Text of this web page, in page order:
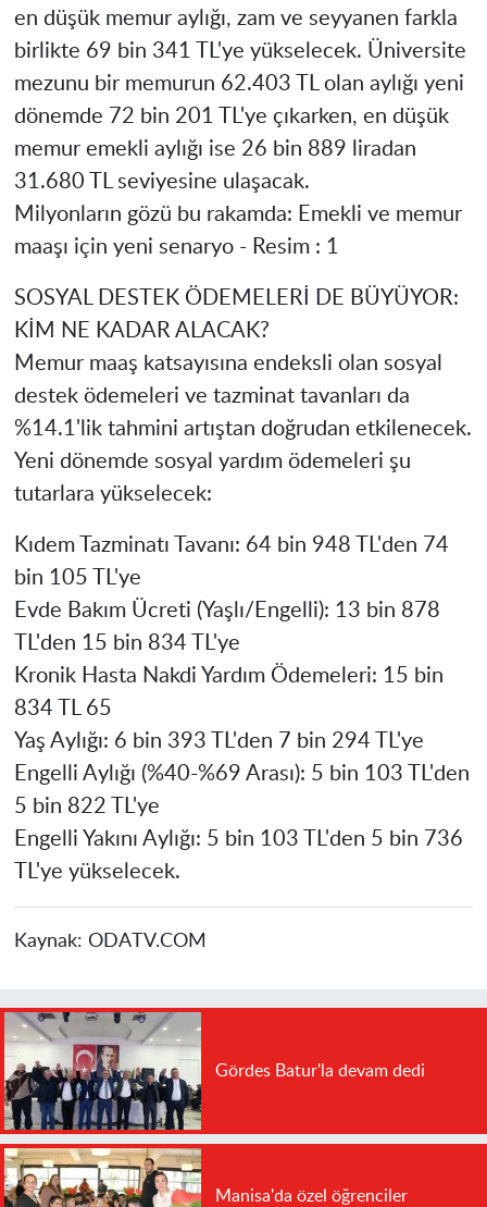
en düşük memur aylığı, zam ve seyyanen farkla
birlikte 69 bin 341 TL'ye yükselecek. Üniversite
mezunu bir memurun 62.403 TL olan aylığı yeni
dönemde 72 bin 201 TL'ye çıkarken, en düşük
memur emekli aylığı ise 26 bin 889 liradan
31.680 TL seviyesine ulaşacak.
Milyonların gözü bu rakamda: Emekli ve memur
maaşı için yeni senaryo - Resim : 1
SOSYAL DESTEK ÖDEMELERİ DE BÜYÜYOR:
KİM NE KADAR ALACAK?
Memur maaş katsayısına endeksli olan sosyal
destek ödemeleri ve tazminat tavanları da
%14.1'lik tahmini artıştan doğrudan etkilenecek.
Yeni dönemde sosyal yardım ödemeleri şu
tutarlara yükselecek:
Kıdem Tazminatı Tavanı: 64 bin 948 TL'den 74
bin 105 TL'ye
Evde Bakım Ücreti (Yaşlı/Engelli): 13 bin 878
TL'den 15 bin 834 TL'ye
Kronik Hasta Nakdi Yardım Ödemeleri: 15 bin
834 TL 65
Yaş Aylığı: 6 bin 393 TL'den 7 bin 294 TL'ye
Engelli Aylığı (%40-%69 Arası): 5 bin 103 TL'den
5 bin 822 TL'ye
Engelli Yakını Aylığı: 5 bin 103 TL'den 5 bin 736
TL'ye yükselecek.
Kaynak: ODATV.COM
Gördes Batur'la devam dedi
Manisa'da özel öğrenciler